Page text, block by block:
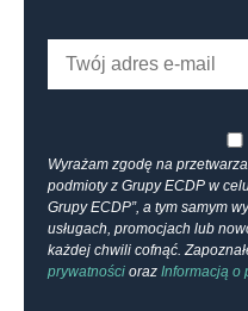
Wyrażam zgodę na
podmioty z Grupy ECDP w
Grupy ECDP”, a tym samym
usługach, promocjach lub
każdej chwili cofnąć.
prywatności oraz Informacją o